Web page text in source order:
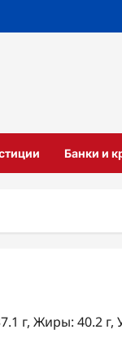
Банки и
г, Жиры: 40.2 г,